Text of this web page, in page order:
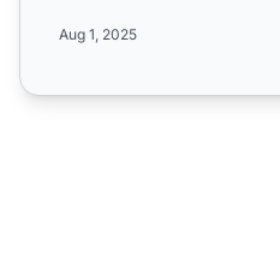
Aug 1, 2025